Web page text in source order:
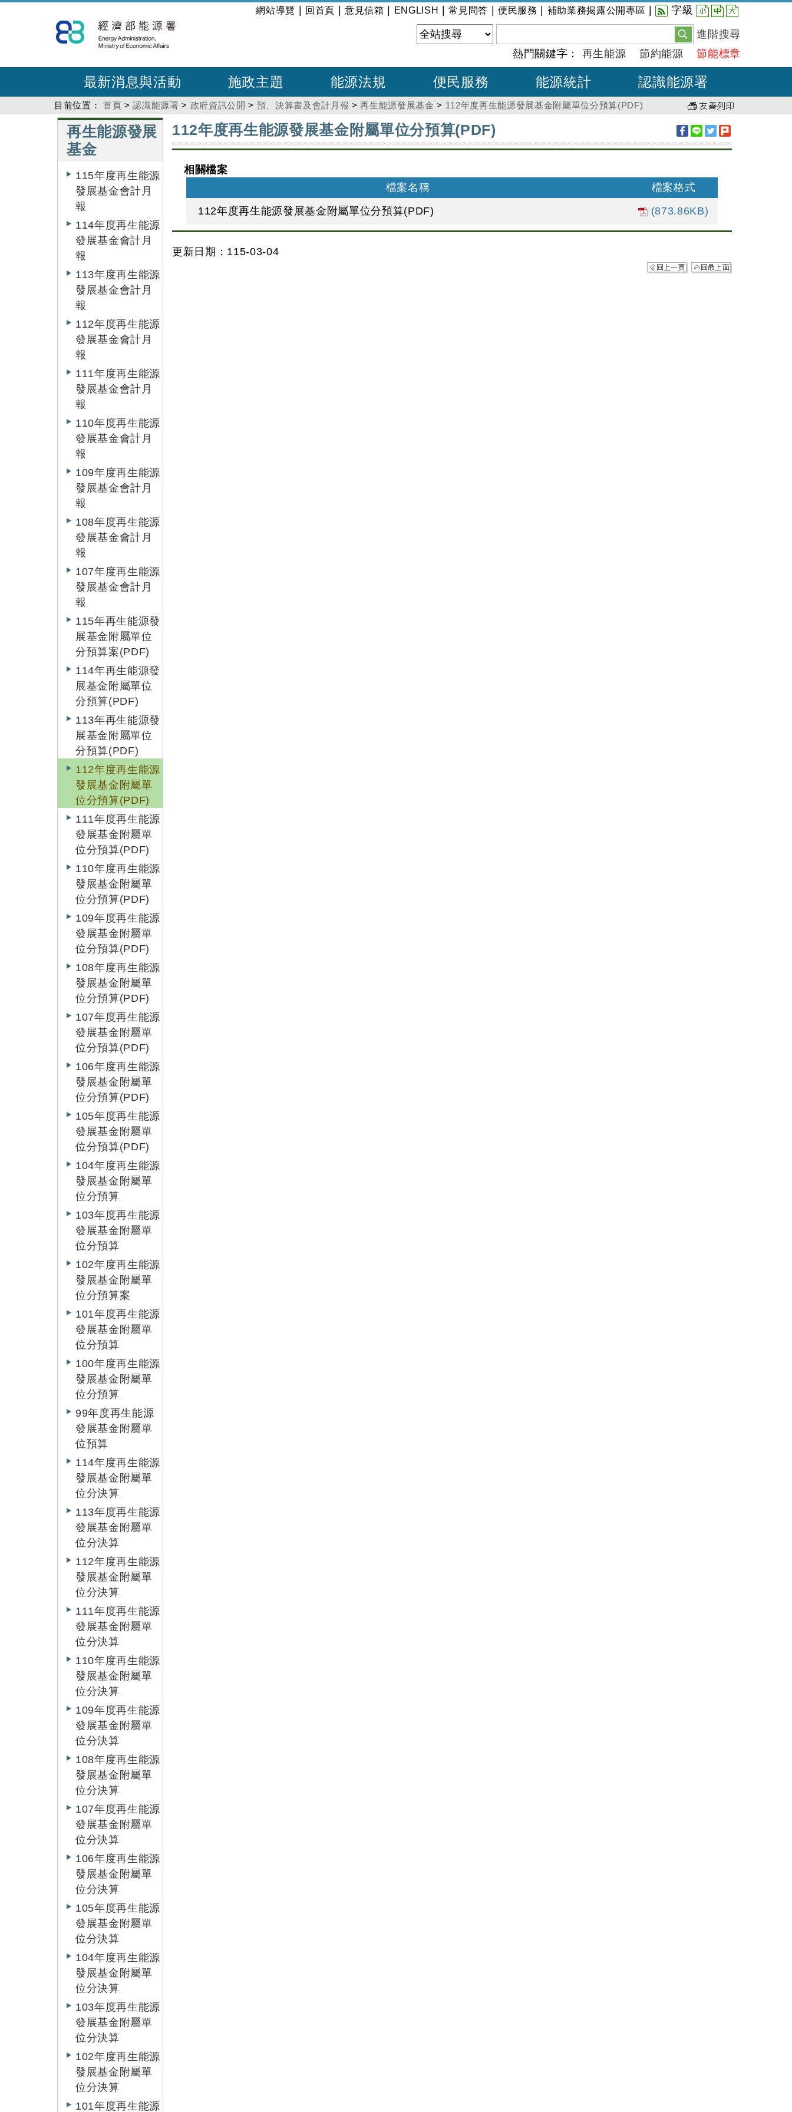
到
主
內
:::
網站導覽 回首頁 意見信箱 ENGLISH |常見問答 便民服務 補助業務揭露公開專區 字級 小 中 大
進階搜尋
熱門關鍵字： 再生能源 節約能源 節能標章
最新消息與活動 施政主題 能源法規 便民服務 能源統計 認識能源署
目前位置： 首頁 >認識能源署 > 政府資訊公開 > 預、決算書及會計月報 >再生能源發展基金 > 112年度再生能源發展基金附屬單位分預算(PDF)
再生能源發展
基金
115年度再生能源
發展基金會計月
報
114年度再生能源
發展基金會計月
報
113年度再生能源
發展基金會計月
報
112年度再生能源
發展基金會計月
報
111年度再生能源
發展基金會計月
報
110年度再生能源
發展基金會計月
報
109年度再生能源
發展基金會計月
報
108年度再生能源
發展基金會計月
報
107年度再生能源
發展基金會計月
報
115年再生能源發
展基金附屬單位
分預算案(PDF)
114年再生能源發
展基金附屬單位
分預算(PDF)
113年再生能源發
展基金附屬單位
分預算(PDF)
112年度再生能源
發展基金附屬單
位分預算(PDF)
111年度再生能源
發展基金附屬單
位分預算(PDF)
110年度再生能源
發展基金附屬單
位分預算(PDF)
109年度再生能源
發展基金附屬單
位分預算(PDF)
108年度再生能源
發展基金附屬單
位分預算(PDF)
107年度再生能源
發展基金附屬單
位分預算(PDF)
106年度再生能源
發展基金附屬單
位分預算(PDF)
105年度再生能源
發展基金附屬單
位分預算(PDF)
104年度再生能源
發展基金附屬單
位分預算
103年度再生能源
發展基金附屬單
位分預算
102年度再生能源
發展基金附屬單
位分預算案
101年度再生能源
發展基金附屬單
位分預算
100年度再生能源
發展基金附屬單
位分預算
99年度再生能源
發展基金附屬單
位預算
114年度再生能源
發展基金附屬單
位分決算
113年度再生能源
發展基金附屬單
位分決算
112年度再生能源
發展基金附屬單
位分決算
111年度再生能源
發展基金附屬單
位分決算
110年度再生能源
發展基金附屬單
位分決算
109年度再生能源
發展基金附屬單
位分決算
108年度再生能源
發展基金附屬單
位分決算
107年度再生能源
發展基金附屬單
位分決算
106年度再生能源
發展基金附屬單
位分決算
105年度再生能源
發展基金附屬單
位分決算
104年度再生能源
發展基金附屬單
位分決算
103年度再生能源
發展基金附屬單
位分決算
102年度再生能源
發展基金附屬單
位分決算
101年度再生能源
112年度再生能源發展基金附屬單位分預算(PDF)
相關檔案
檔案名稱
檔案格式
112年度再生能源發展基金附屬單位分預算(PDF)
(873.86KB)
更新日期：115-03-04